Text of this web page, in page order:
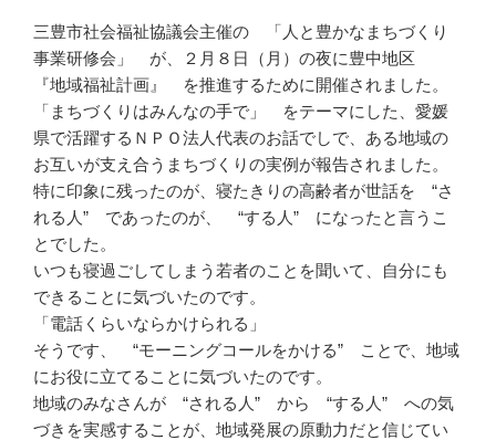
三豊市社会福祉協議会主催の 「人と豊かなまちづくり
事業研修会」 が、２月８日（月）の夜に豊中地区
『地域福祉計画』 を推進するために開催されました。
「まちづくりはみんなの手で」 をテーマにした、愛媛
県で活躍するＮＰＯ法人代表のお話でしで、ある地域の
お互いが支え合うまちづくりの実例が報告されました。
特に印象に残ったのが、寝たきりの高齢者が世話を “さ
れる人” であったのが、 “する人” になったと言うこ
とでした。
いつも寝過ごしてしまう若者のことを聞いて、自分にも
できることに気づいたのです。
「電話くらいならかけられる」
そうです、 “モーニングコールをかける” ことで、地域
にお役に立てることに気づいたのです。
地域のみなさんが “される人” から “する人” への気
づきを実感することが、地域発展の原動力だと信じてい